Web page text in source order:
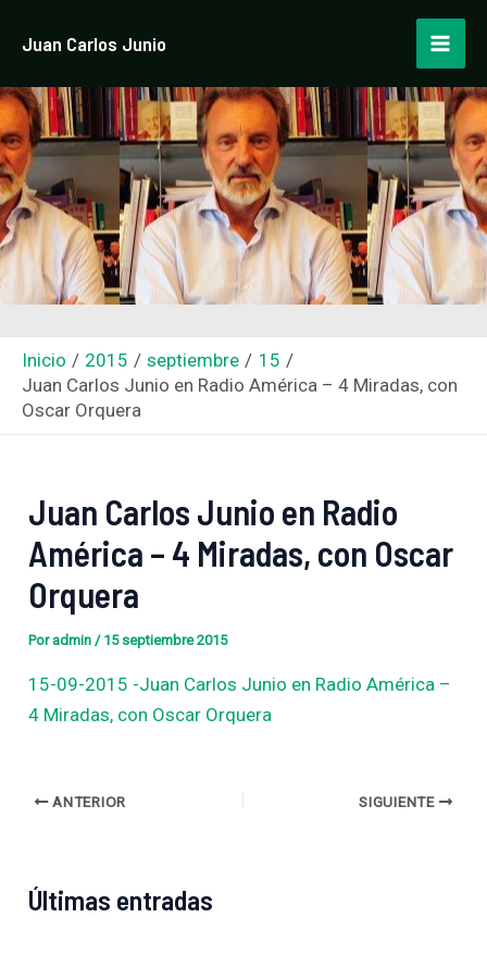
Juan Carlos Junio
Inicio 2015 septiembre
15
Juan Carlos Junio en Radio América – 4 Miradas, con
Oscar Orquera
Juan Carlos Junio en Radio
América – 4 Miradas, con Oscar
Orquera
Por admin/ 15 septiembre 2015
15-09-2015 -Juan Carlos Junio en Radio América –
4 Miradas, con Oscar Orquera
de
ANTERIOR SIGUIENTE
Últimas entradas